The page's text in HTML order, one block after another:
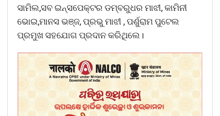
ସାମିଲ,ସବ ଇନ୍ସପେକ୍ଟର ଡମ୍ବରୁଧର ମାଝୀ, କାମିନୀ
ଭୋଇ,ମାନସ ଭଞ୍ଜ, ପ୍ରଭୁ ମାଝୀ , ପର୍ଶୁରାମ ପୁଟେଲ
ପ୍ରମୁଖ ସହଯୋଗ ପ୍ରଦାନ କରିଥିଲେ।